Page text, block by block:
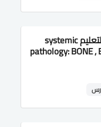
كورس - دورة تدريبية لتعليم systemic
pathology: BONE ,